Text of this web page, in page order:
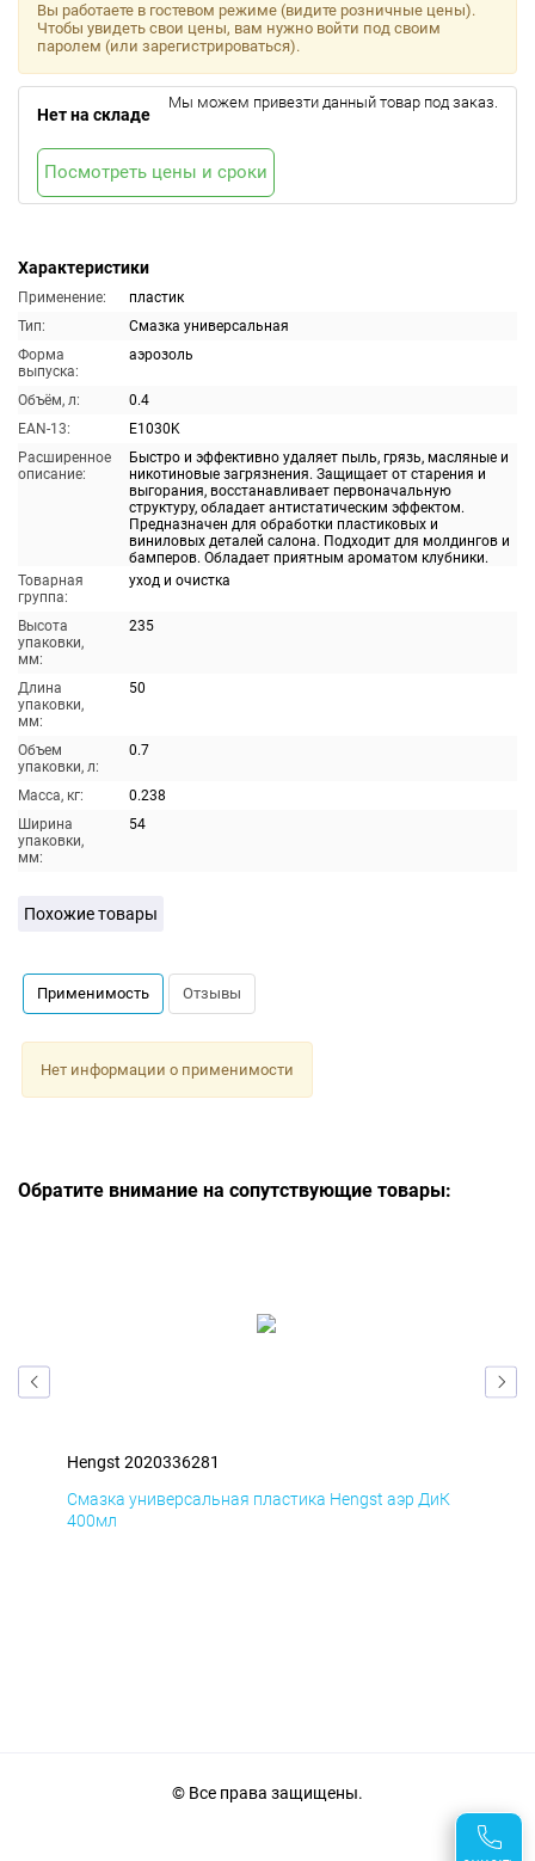
Характеристики
Применение:
пластик
Тип:
Смазка универсальная
Форма
выпуска:
аэрозоль
Объём, л:
0.4
EAN-13:
E1030K
Расширенное
описание:
Быстро и эффективно удаляет пыль, грязь, масляные и
никотиновые загрязнения. Защищает от старения и
выгорания, восстанавливает первоначальную
структуру, обладает антистатическим эффектом.
Предназначен для обработки пластиковых и
виниловых деталей салона. Подходит для молдингов и
бамперов. Обладает приятным ароматом клубники.
Товарная
группа:
уход и очистка
Высота
упаковки,
мм:
235
Длина
упаковки,
мм:
50
Объем
упаковки, л:
0.7
Масса, кг:
0.238
Ширина
упаковки,
мм:
54
Вы работаете в гостевом режиме (видите розничные цены).
Чтобы увидеть свои цены, вам нужно войти под своим
паролем (или зарегистрироваться).
Нет на складе
Мы можем привезти данный товар под заказ.
Посмотреть цены и сроки
Похожие товары
Применимость Отзывы
Нет информации о применимости
Обратите внимание на сопутствующие товары:
Hengst 2020336281
Смазка универсальная пластика Hengst аэр ДиК
400мл
© Все права защищены.